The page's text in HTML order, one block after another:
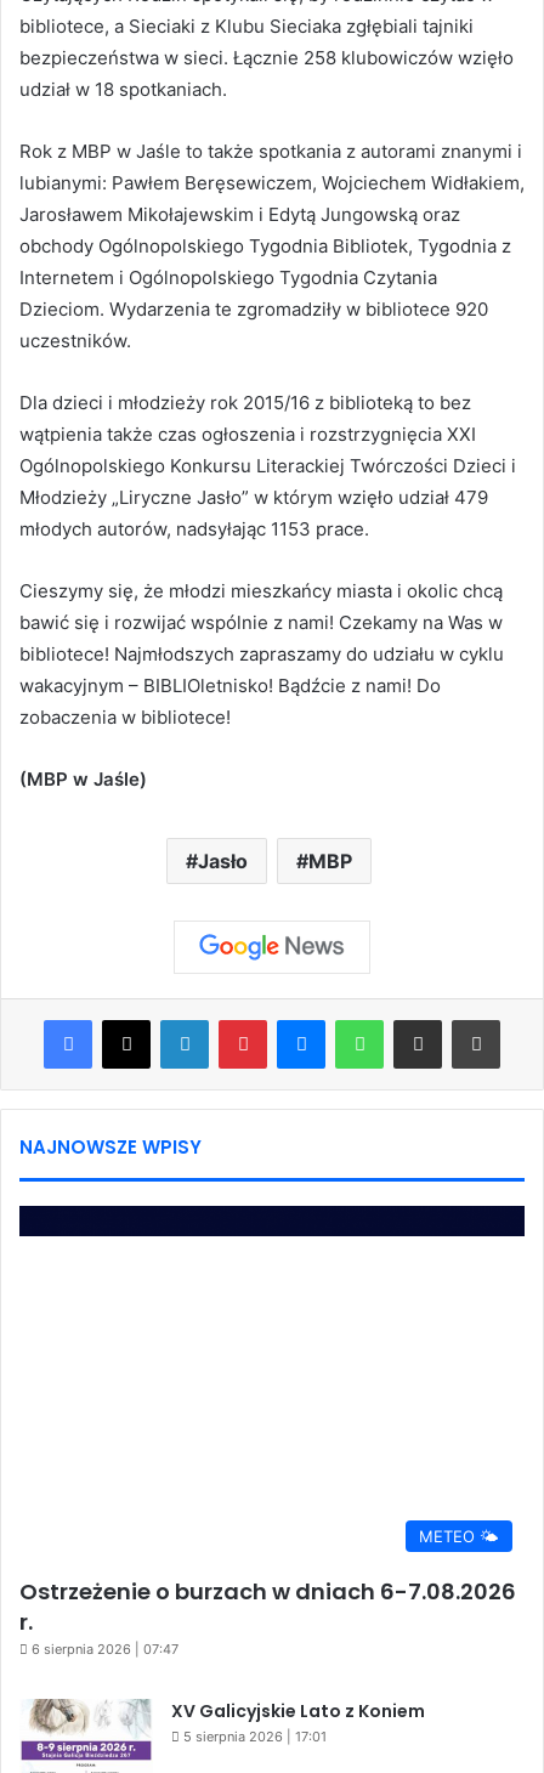
bibliotece, a Sieciaki z Klubu Sieciaka zgłębiali tajniki
bezpieczeństwa w sieci. Łącznie 258 klubowiczów wzięło
udział w 18 spotkaniach.
Rok z MBP w Jaśle to także spotkania z autorami znanymi i
lubianymi: Pawłem Beręsewiczem, Wojciechem Widłakiem,
Jarosławem Mikołajewskim i Edytą Jungowską oraz
obchody Ogólnopolskiego Tygodnia Bibliotek, Tygodnia z
Internetem i Ogólnopolskiego Tygodnia Czytania
Dzieciom. Wydarzenia te zgromadziły w bibliotece 920
uczestników.
Dla dzieci i młodzieży rok 2015/16 z biblioteką to bez
wątpienia także czas ogłoszenia i rozstrzygnięcia XXI
Ogólnopolskiego Konkursu Literackiej Twórczości Dzieci i
Młodzieży „Liryczne Jasło” w którym wzięło udział 479
młodych autorów, nadsyłając 1153 prace.
Cieszymy się, że młodzi mieszkańcy miasta i okolic chcą
bawić się i rozwijać wspólnie z nami! Czekamy na Was w
bibliotece! Najmłodszych zapraszamy do udziału w cyklu
wakacyjnym – BIBLIOletnisko! Bądźcie z nami! Do
zobaczenia w bibliotece!
(MBP w Jaśle)
Jasło MBP
Facebook
X LinkedInPinterestMessengerWhatsAppShare via Email Print
NAJNOWSZE WPISY
METEO 🌤️
Ostrzeżenie o burzach w dniach 6-7.08.2026
r.
6 sierpnia 2026 | 07:47
XV Galicyjskie Lato z Koniem
5 sierpnia 2026 | 17:01